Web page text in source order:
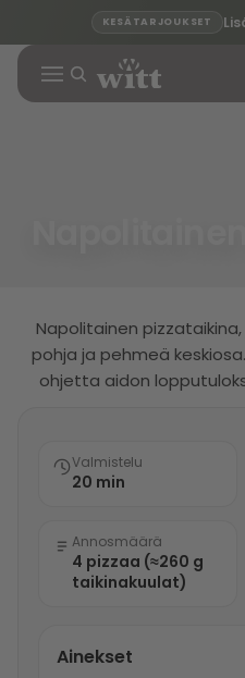
KESÄTARJOUKSET
Napolitainen
pohja ja pehmeä
ohjetta aidon
Valmistelu
20 min
Annosmäärä
4 pizzaa (≈260 g
taikinakuulat)
Ainekset